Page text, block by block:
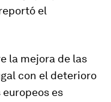
el
la mejora de las
con el deterioro
es